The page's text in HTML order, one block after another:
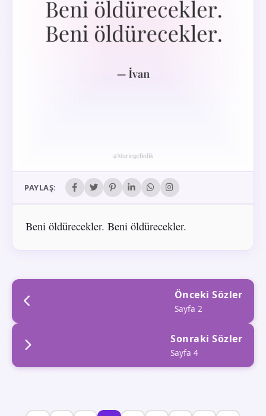
PAYLAŞ:
Beni öldürecekler. Beni öldürecekler.
Önceki Sözler
Sayfa 2
Sonraki Sözler
Sayfa 4